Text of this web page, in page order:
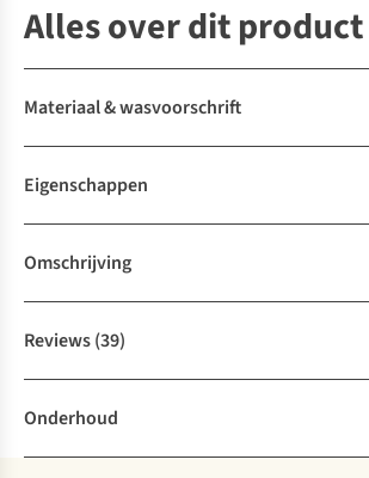
Alles over dit product
Materiaal & wasvoorschrift
Eigenschappen
Omschrijving
Reviews(39)
Onderhoud